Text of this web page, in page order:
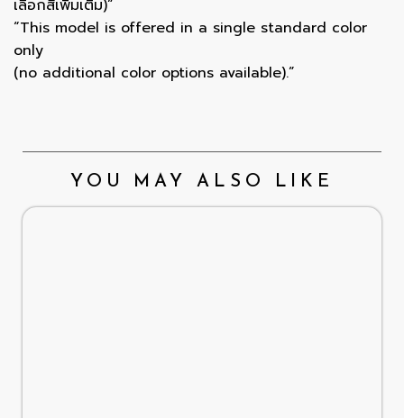
เลือกสีเพิ่มเติม)”
“This model is offered in a single standard color
only
(no additional color options available).”
YOU MAY ALSO LIKE